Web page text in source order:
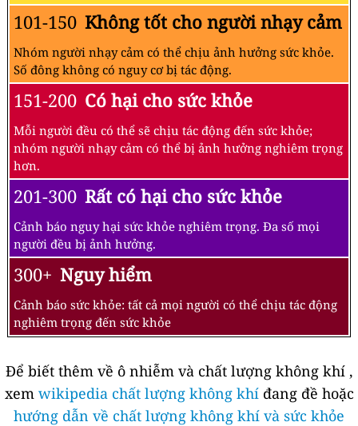
101-150 Không tốt cho người nhạy cảm
Nhóm người nhạy cảm có thể chịu ảnh hưởng sức khỏe.
Số đông không có nguy cơ bị tác động.
151-200 Có hại cho sức khỏe
Mỗi người đều có thể sẽ chịu tác động đến sức khỏe;
nhóm người nhạy cảm có thể bị ảnh hưởng nghiêm trọng
hơn.
201-300 Rất có hại cho sức khỏe
Cảnh báo nguy hại sức khỏe nghiêm trọng. Đa số mọi
người đều bị ảnh hưởng.
300+ Nguy hiểm
Cảnh báo sức khỏe: tất cả mọi người có thể chịu tác động
nghiêm trọng đến sức khỏe
Để biết thêm về ô nhiễm và chất lượng không khí ,
xem wikipedia chất lượng không khíđang đề hoặc
hướng dẫn về chất lượng không khí và sức khỏe